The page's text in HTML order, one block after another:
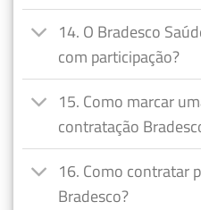
14. O Bradesco
com participação?
15. Como marcar
contratação
16. Como contratar
Bradesco?